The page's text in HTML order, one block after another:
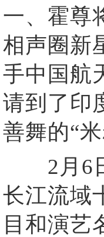
一、霍尊
相声圈新
手中国航
请到了印
善舞的“
2月6日
长江流域
目和演艺